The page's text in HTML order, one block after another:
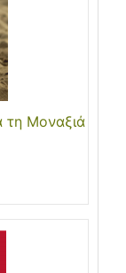
τη Μοναξιά